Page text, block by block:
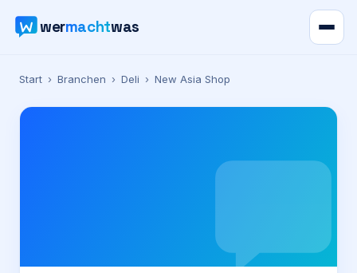
wermachtwas
Verzeichnis
Karte
Start › Branchen › Deli › New Asia Shop